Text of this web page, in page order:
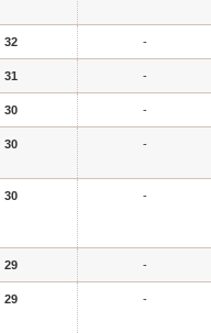
32 -
31 -
30 -
30 -
30 -
29 -
29 -